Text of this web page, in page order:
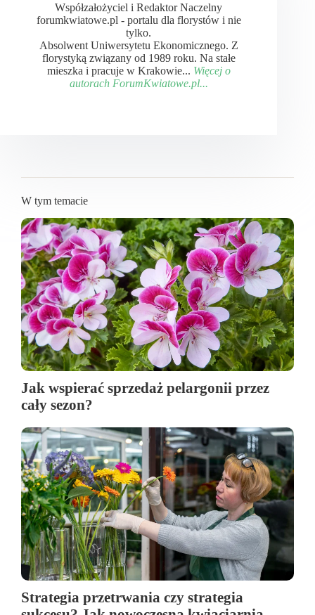
Współzałożyciel i Redaktor Naczelny
forumkwiatowe.pl - portalu dla florystów i nie
tylko.
Absolwent Uniwersytetu Ekonomicznego. Z
florystyką związany od 1989 roku. Na stałe
mieszka i pracuje w Krakowie... Więcej o
autorach ForumKwiatowe.pl...
W tym temacie
Jak wspierać sprzedaż pelargonii przez
cały sezon?
Strategia przetrwania czy strategia